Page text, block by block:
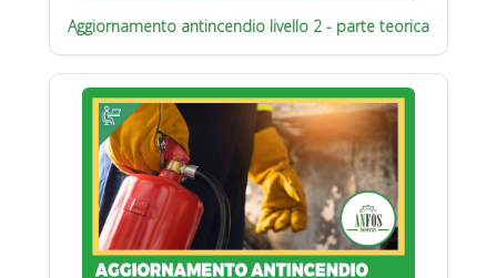
Aggiornamento antincendio livello 2 - parte teorica